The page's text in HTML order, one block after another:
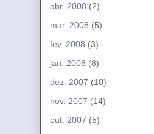
abr. 2008 (2)
mar. 2008 (5)
fev. 2008 (3)
jan. 2008 (8)
dez. 2007 (10)
nov. 2007 (14)
out. 2007 (5)